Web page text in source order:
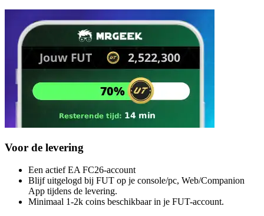
Voor de levering
Een actief EA FC26-account
Blijf uitgelogd bij FUT op je console/pc, Web/Companion
App tijdens de levering.
Minimaal 1-2k coins beschikbaar in je FUT-account.